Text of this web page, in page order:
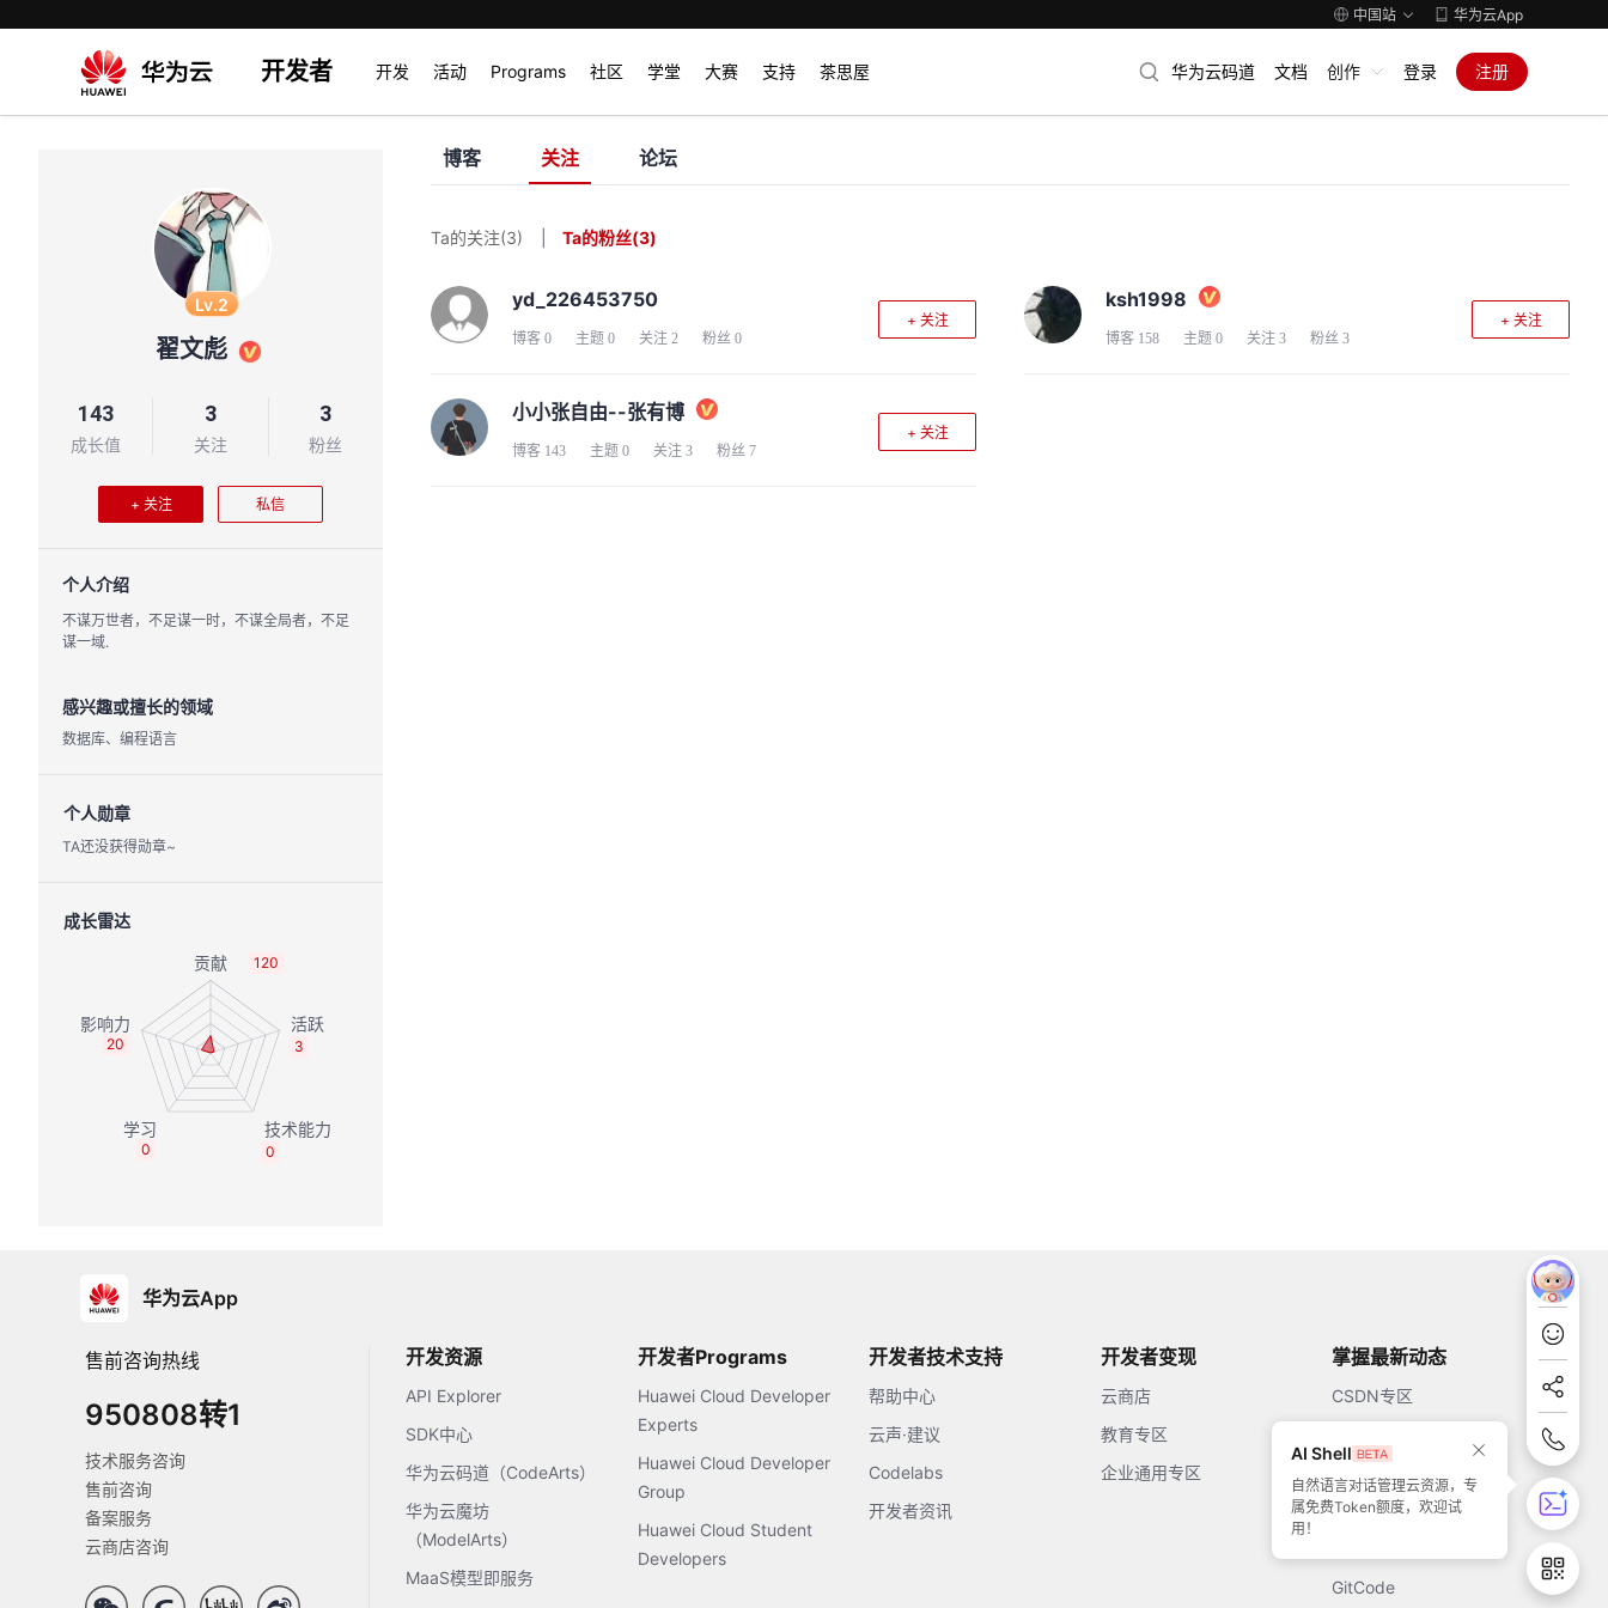
中国站 华为云App
开发者 开发 活动 Programs 社区 学堂 大赛 支持 茶思屋 华为云码道 文档 创作 登录 注册
Lv.2
翟文彪
143
成长值
3
关注
3
粉丝
+ 关注 私信
个人介绍
不谋万世者，不足谋一时，不谋全局者，不足
谋一域.
感兴趣或擅长的领域
数据库、编程语言
个人勋章
TA还没获得勋章~
成长雷达
120
3
0
0
20
博客 关注 论坛
Ta的关注(3) Ta的粉丝(3)
yd_226453750
博客 0 主题 0 关注 2 粉丝 0
+ 关注
ksh1998
博客 158 主题 0 关注 3 粉丝 3
+ 关注
小小张自由--张有博
博客 143 主题 0 关注 3 粉丝 7
+ 关注
华为云App
售前咨询热线
950808转1
技术服务咨询
售前咨询
备案服务
云商店咨询
开发资源
API Explorer
SDK中心
华为云码道（CodeArts）
华为云魔坊
（ModelArts）
MaaS模型即服务
开发者Programs
Huawei Cloud Developer
Experts
Huawei Cloud Developer
Group
Huawei Cloud Student
Developers
开发者技术支持
帮助中心
云声·建议
Codelabs
开发者资讯
开发者变现
云商店
教育专区
企业通用专区
掌握最新动态
CSDN专区
51CTO
GitCode
AI Shell
自然语言对话管理云资源，专
属免费Token额度，欢迎试
用！